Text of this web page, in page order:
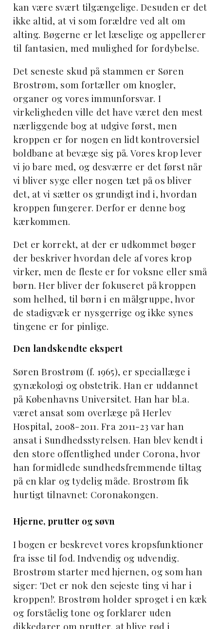
kan være svært tilgængelige. Desuden er det
ikke altid, at vi som forældre ved alt om
alting. Bøgerne er let læselige og appellerer
til fantasien, med mulighed for fordybelse.
Det seneste skud på stammen er Søren
Brostrøm, som fortæller om knogler,
organer og vores immunforsvar. I
virkeligheden ville det have været den mest
nærliggende bog at udgive først, men
kroppen er for nogen en lidt kontroversiel
boldbane at bevæge sig på. Vores krop lever
vi jo bare med, og desværre er det først når
vi bliver syge eller nogen tæt på os bliver
det, at vi sætter os grundigt ind i, hvordan
kroppen fungerer. Derfor er denne bog
kærkommen.
Det er korrekt, at der er udkommet bøger
der beskriver hvordan dele af vores krop
virker, men de fleste er for voksne eller små
børn. Her bliver der fokuseret på kroppen
som helhed, til børn i en målgruppe, hvor
de stadigvæk er nysgerrige og ikke synes
tingene er for pinlige.
Den landskendte ekspert
Søren Brostrøm (f. 1965), er speciallæge i
gynækologi og obstetrik. Han er uddannet
på Københavns Universitet. Han har bl.a.
været ansat som overlæge på Herlev
Hospital, 2008-2011. Fra 2011-23 var han
ansat i Sundhedsstyrelsen. Han blev kendt i
den store offentlighed under Corona, hvor
han formidlede sundhedsfremmende tiltag
på en klar og tydelig måde. Brostrøm fik
hurtigt tilnavnet: Coronakongen.
Hjerne, prutter og søvn
I bogen er beskrevet vores kropsfunktioner
fra isse til fod. Indvendig og udvendig.
Brostrøm starter med hjernen, og som han
siger: 'Det er nok den sejeste ting vi har i
kroppen!'. Brostrøm holder sproget i en kæk
og forståelig tone og forklarer uden
dikkedarer om prutter, at blive rød i